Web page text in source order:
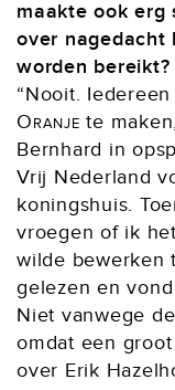
maakte ook erg
over nagedacht
worden bereikt?
“Nooit.
Oranje te
Bernhard in
Vrij Nederland
koningshuis.
vroegen of ik
wilde bewerken
gelezen en
Niet vanwege
omdat een
over Erik